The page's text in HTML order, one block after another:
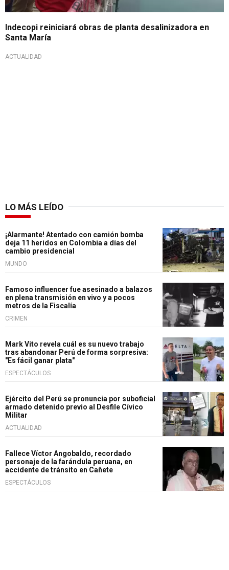
Indecopi reiniciará obras de planta desalinizadora en
Santa María
ACTUALIDAD
LO MÁS LEÍDO
¡Alarmante! Atentado con camión bomba
deja 11 heridos en Colombia a días del
cambio presidencial
MUNDO
Famoso influencer fue asesinado a balazos
en plena transmisión en vivo y a pocos
metros de la Fiscalía
CRIMEN
Mark Vito revela cuál es su nuevo trabajo
tras abandonar Perú de forma sorpresiva:
"Es fácil ganar plata"
ESPECTÁCULOS
Ejército del Perú se pronuncia por suboficial
armado detenido previo al Desfile Cívico
Militar
ACTUALIDAD
Fallece Víctor Angobaldo, recordado
personaje de la farándula peruana, en
accidente de tránsito en Cañete
ESPECTÁCULOS